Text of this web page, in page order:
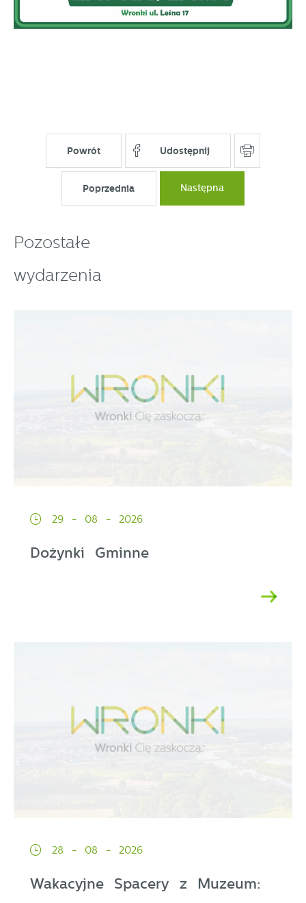
Powrót Udostępnij
Poprzednia Następna
Pozostałe
wydarzenia
29 - 08 - 2026
Dożynki Gminne
28 - 08 - 2026
Wakacyjne Spacery z Muzeum: